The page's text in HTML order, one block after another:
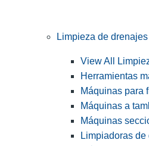
Limpieza de drenajes
View All
Herramientas
Máquinas para
Máquinas a
Máquinas
Limpiadoras